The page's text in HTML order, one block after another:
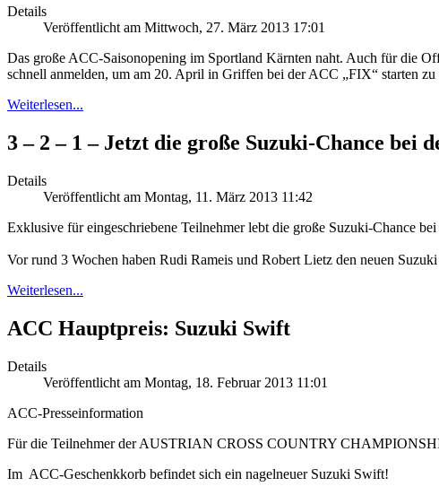
Details
Veröffentlicht am Mittwoch, 27. März 2013 17:01
Das große ACC-Saisonopening im Sportland Kärnten naht. Auch für die
schnell anmelden, um am 20. April in Griffen bei der ACC „FIX“ starten zu
Weiterlesen...
3 – 2 – 1 – Jetzt die große Suzuki-Chance bei
Details
Veröffentlicht am Montag, 11. März 2013 11:42
Exklusive für eingeschriebene Teilnehmer lebt die große Suzuki-Chance
Vor rund 3 Wochen haben Rudi Rameis und Robert Lietz den neuen
Weiterlesen...
ACC Hauptpreis: Suzuki Swift
Details
Veröffentlicht am Montag, 18. Februar 2013 11:01
ACC-Presseinformation
Für die Teilnehmer der AUSTRIAN CROSS COUNTRY
Im ACC-Geschenkkorb befindet sich ein nagelneuer Suzuki Swift!